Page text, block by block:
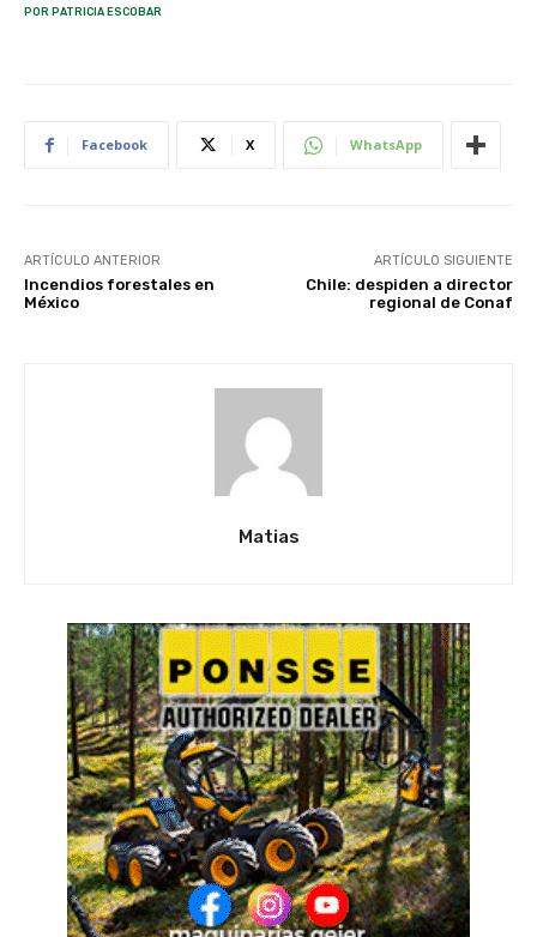
POR PATRICIA ESCOBAR
Facebook X WhatsApp
ARTÍCULO ANTERIOR
Incendios forestales en
México
ARTÍCULO SIGUIENTE
Chile: despiden a director
regional de Conaf
Matias